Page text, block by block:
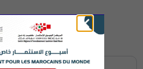
general sobre
CRI